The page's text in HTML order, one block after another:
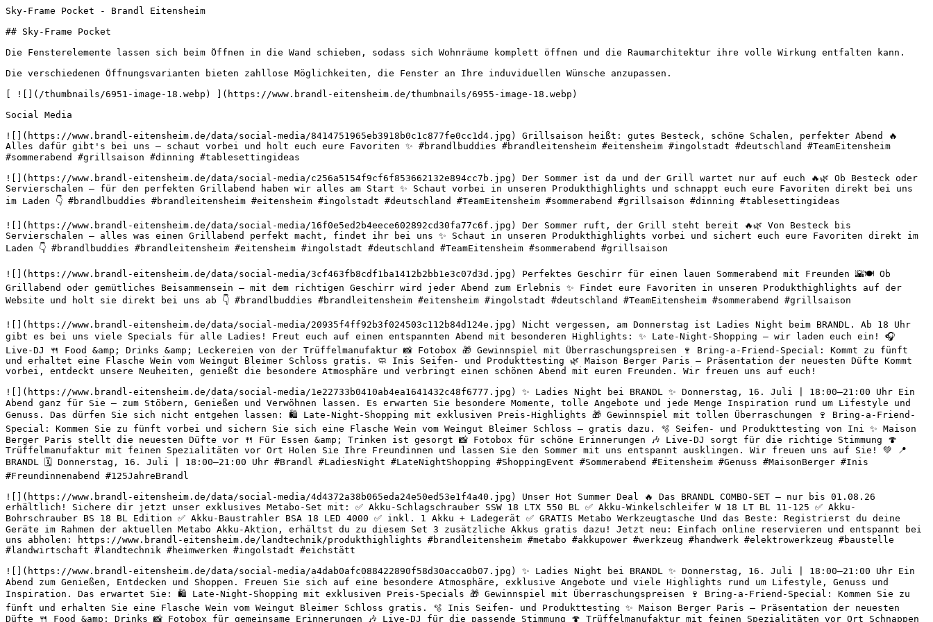
Sky-Frame Pocket - Brandl Eitensheim
## Sky-Frame Pocket
Die Fensterelemente lassen sich beim Öffnen in die Wand schieben, sodass sich Wohnräume komplett öffnen und die Raumarchitektur ihre volle Wirkung entfalten kann.
Die verschiedenen Öffnungsvarianten bieten zahllose Möglichkeiten, die Fenster an Ihre induviduellen Wünsche anzupassen.
[ ![](/thumbnails/6951-image-18.webp) ](https://www.brandl-eitensheim.de/thumbnails/6955-image-18.webp)
Social Media
![](https://www.brandl-eitensheim.de/data/social-media/8414751965eb3918b0c1c877fe0cc1d4.jpg) Grillsaison heißt: gutes Besteck, schöne Schalen, perfekter Abend 🔥
Alles dafür gibt's bei uns – schaut vorbei und holt euch eure Favoriten ✨ #brandlbuddies #brandleitensheim #eitensheim #ingolstadt #deutschland #TeamEitensheim
#sommerabend #grillsaison #dinning #tablesettingideas
![](https://www.brandl-eitensheim.de/data/social-media/c256a5154f9cf6f853662132e894cc7b.jpg) Der Sommer ist da und der Grill wartet nur auf euch 🔥🌿 Ob Besteck oder
Servierschalen – für den perfekten Grillabend haben wir alles am Start ✨ Schaut vorbei in unseren Produkthighlights und schnappt euch eure Favoriten direkt bei uns
im Laden 👇 #brandlbuddies #brandleitensheim #eitensheim #ingolstadt #deutschland #TeamEitensheim #sommerabend #grillsaison #dinning #tablesettingideas
![](https://www.brandl-eitensheim.de/data/social-media/16f0e5ed2b4eece602892cd30fa77c6f.jpg) Der Sommer ruft, der Grill steht bereit 🔥🌿 Von Besteck bis
Servierschalen – alles was einen Grillabend perfekt macht, findet ihr bei uns ✨ Schaut in unseren Produkthighlights vorbei und sichert euch eure Favoriten direkt im
Laden 👇 #brandlbuddies #brandleitensheim #eitensheim #ingolstadt #deutschland #TeamEitensheim #sommerabend #grillsaison
![](https://www.brandl-eitensheim.de/data/social-media/3cf463fb8cdf1ba1412b2bb1e3c07d3d.jpg) Perfektes Geschirr für einen lauen Sommerabend mit Freunden 🌇🍽️ Ob
Grillabend oder gemütliches Beisammensein – mit dem richtigen Geschirr wird jeder Abend zum Erlebnis ✨ Findet eure Favoriten in unseren Produkthighlights auf der
Website und holt sie direkt bei uns ab 👇 #brandlbuddies #brandleitensheim #eitensheim #ingolstadt #deutschland #TeamEitensheim #sommerabend #grillsaison
![](https://www.brandl-eitensheim.de/data/social-media/20935f4ff92b3f024503c112b84d124e.jpg) Nicht vergessen, am Donnerstag ist Ladies Night beim BRANDL. Ab 18 Uhr
gibt es bei uns viele Specials für alle Ladies! Freut euch auf einen entspannten Abend mit besonderen Highlights: ✨ Late-Night-Shopping – wir laden euch ein! 🎧
Live-DJ 🍴 Food &amp; Drinks &amp; Leckereien von der Trüffelmanufaktur 📸 Fotobox 🎁 Gewinnspiel mit Überraschungspreisen 🍷 Bring-a-Friend-Special: Kommt zu fünft
und erhaltet eine Flasche Wein vom Weingut Bleimer Schloss gratis. 🧼 Inis Seifen- und Produkttesting 🌿 Maison Berger Paris – Präsentation der neuesten Düfte Kommt
vorbei, entdeckt unsere Neuheiten, genießt die besondere Atmosphäre und verbringt einen schönen Abend mit euren Freunden. Wir freuen uns auf euch!
![](https://www.brandl-eitensheim.de/data/social-media/1e22733b0410ab4ea1641432c48f6777.jpg) ✨ Ladies Night bei BRANDL ✨ Donnerstag, 16. Juli | 18:00–21:00 Uhr Ein
Abend ganz für Sie – zum Stöbern, Genießen und Verwöhnen lassen. Es erwarten Sie besondere Momente, tolle Angebote und jede Menge Inspiration rund um Lifestyle und
Genuss. Das dürfen Sie sich nicht entgehen lassen: 🛍️ Late-Night-Shopping mit exklusiven Preis-Highlights 🎁 Gewinnspiel mit tollen Überraschungen 🍷 Bring-a-Friend-
Special: Kommen Sie zu fünft vorbei und sichern Sie sich eine Flasche Wein vom Weingut Bleimer Schloss – gratis dazu. 🫧 Seifen- und Produkttesting von Ini ✨ Maison
Berger Paris stellt die neuesten Düfte vor 🍴 Für Essen &amp; Trinken ist gesorgt 📸 Fotobox für schöne Erinnerungen 🎶 Live-DJ sorgt für die richtige Stimmung 🍄
Trüffelmanufaktur mit feinen Spezialitäten vor Ort Holen Sie Ihre Freundinnen und lassen Sie den Sommer mit uns entspannt ausklingen. Wir freuen uns auf Sie! 💚 📍
BRANDL 🗓️ Donnerstag, 16. Juli | 18:00–21:00 Uhr #Brandl #LadiesNight #LateNightShopping #ShoppingEvent #Sommerabend #Eitensheim #Genuss #MaisonBerger #Inis
#Freundinnenabend #125JahreBrandl
![](https://www.brandl-eitensheim.de/data/social-media/4d4372a38b065eda24e50ed53e1f4a40.jpg) Unser Hot Summer Deal 🔥 Das BRANDL COMBO-SET – nur bis 01.08.26
erhältlich! Sichere dir jetzt unser exklusives Metabo-Set mit: ✅ Akku-Schlagschrauber SSW 18 LTX 550 BL ✅ Akku-Winkelschleifer W 18 LT BL 11-125 ✅ Akku-
Bohrschrauber BS 18 BL Edition ✅ Akku-Baustrahler BSA 18 LED 4000 ✅ inkl. 1 Akku + Ladegerät ✅ GRATIS Metabo Werkzeugtasche Und das Beste: Registrierst du deine
Geräte im Rahmen der aktuellen Metabo Akku-Aktion, erhältst du zu diesem Set 3 zusätzliche Akkus gratis dazu! Jetzt neu: Einfach online reservieren und entspannt bei
uns abholen: https://www.brandl-eitensheim.de/landtechnik/produkthighlights #brandleitensheim #metabo #akkupower #werkzeug #handwerk #elektrowerkzeug #baustelle
#landwirtschaft #landtechnik #heimwerken #ingolstadt #eichstätt
![](https://www.brandl-eitensheim.de/data/social-media/a4dab0afc088422890f58d30acca0b07.jpg) ✨ Ladies Night bei BRANDL ✨ Donnerstag, 16. Juli | 18:00–21:00 Uhr Ein
Abend zum Genießen, Entdecken und Shoppen. Freuen Sie sich auf eine besondere Atmosphäre, exklusive Angebote und viele Highlights rund um Lifestyle, Genuss und
Inspiration. Das erwartet Sie: 🛍️ Late-Night-Shopping mit exklusiven Preis-Specials 🎁 Gewinnspiel mit Überraschungspreisen 🍷 Bring-a-Friend-Special: Kommen Sie zu
fünft und erhalten Sie eine Flasche Wein vom Weingut Bleimer Schloss gratis. 🫧 Inis Seifen- und Produkttesting ✨ Maison Berger Paris – Präsentation der neuesten
Düfte 🍴 Food &amp; Drinks 📸 Fotobox für gemeinsame Erinnerungen 🎶 Live-DJ für die passende Stimmung 🍄 Trüffelmanufaktur mit feinen Spezialitäten vor Ort Schnappen